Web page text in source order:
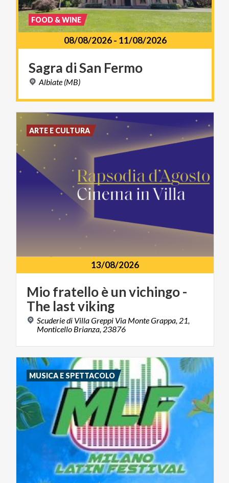
08/08/2026- 11/08/2026
Sagra diSan Fermo
Albiate (MB)
FOOD & WINE
13/08/2026
Miofratelloèunvichingo-
The lastviking
Scuderie di Villa Greppi Via Monte Grappa, 21,
Monticello Brianza, 23876
ARTE E CULTURA
MUSICA E SPETTACOLO